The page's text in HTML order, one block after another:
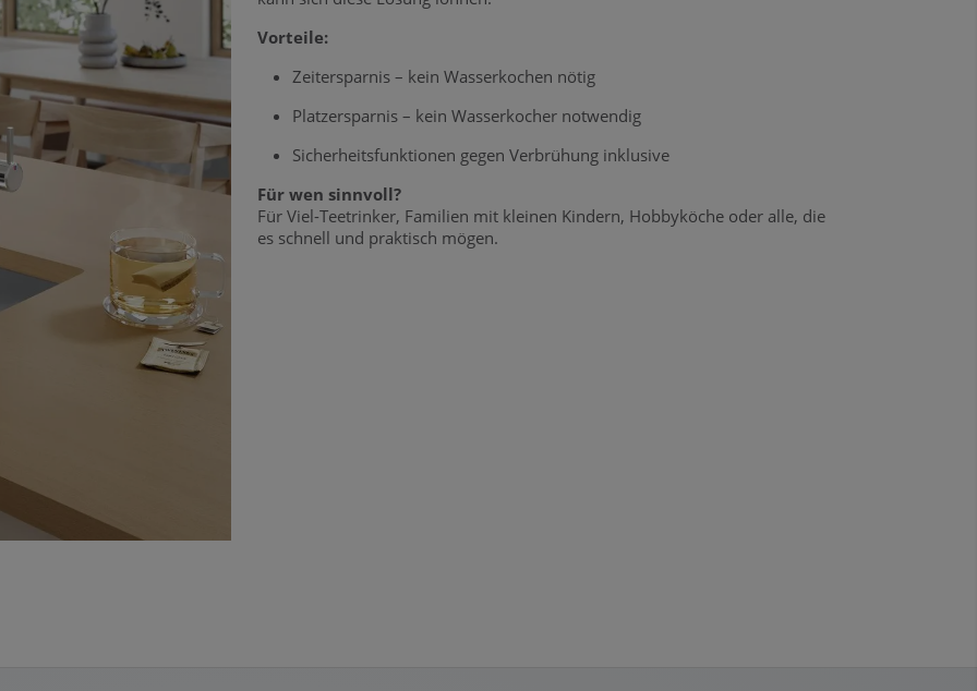
Vorteile:
Zeitersparnis – kein Wasserkochen nötig
Platzersparnis – kein Wasserkocher notwendig
Sicherheitsfunktionen gegen Verbrühung inklusive
Für wen sinnvoll?
Für Viel-Teetrinker, Familien mit kleinen Kindern, Hobbyköche oder alle, die
es schnell und praktisch mögen.